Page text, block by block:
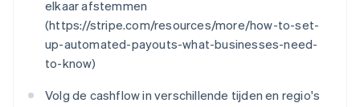
elkaar afstemmen
(https://stripe.com/resources/more/how-to-set-
up-automated-payouts-what-businesses-need-
to-know)
Volg de cashflow in verschillende tijden en regio's